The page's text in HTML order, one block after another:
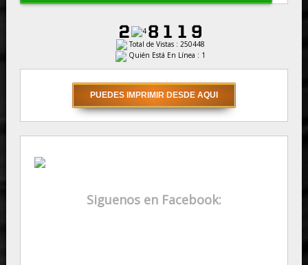
Total de Vistas : 250448
Quién Está En Línea : 1
Siguenos en Facebook: